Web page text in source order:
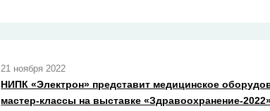
21 ноября 2022
НИПК «Электрон» представит медицинское
мастер-классы на выставке «Здравоохранение-